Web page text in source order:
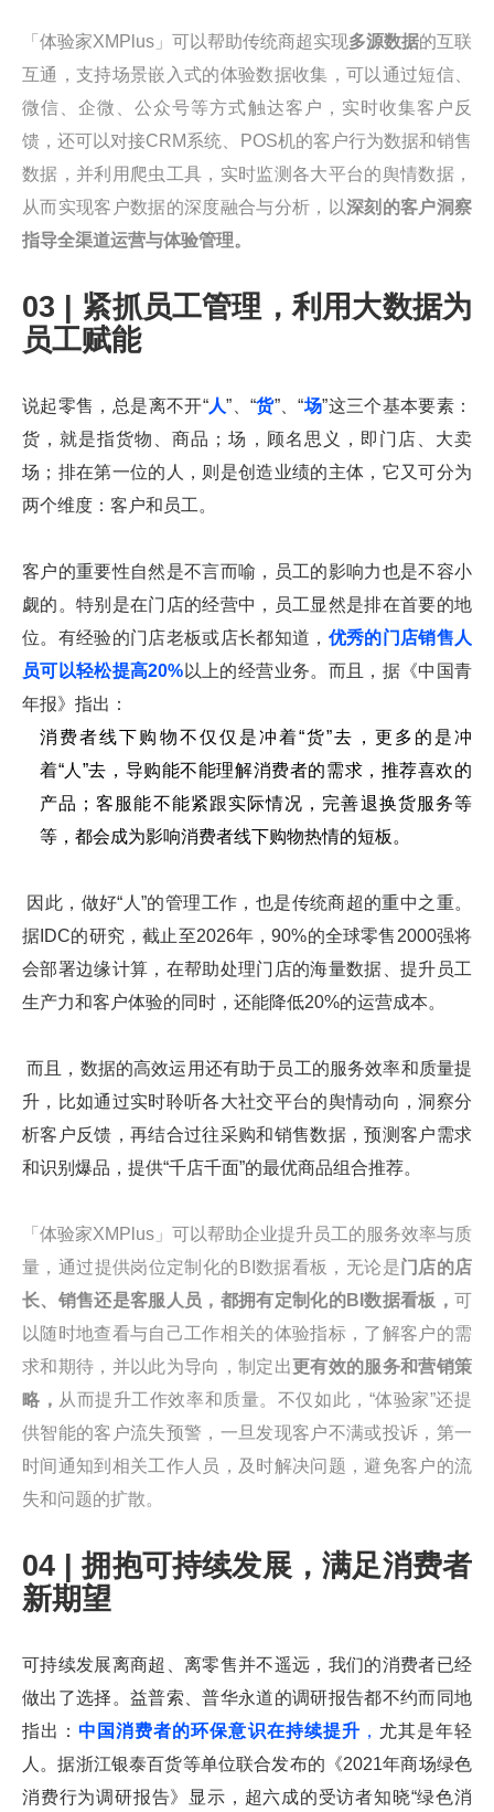
「体验家XMPlus」可以帮助传统商超实现多源数据的互联
互通，支持场景嵌入式的体验数据收集，可以通过短信、
微信、企微、公众号等方式触达客户，实时收集客户反
馈，还可以对接CRM系统、POS机的客户行为数据和销售
数据，并利用爬虫工具，实时监测各大平台的舆情数据，
从而实现客户数据的深度融合与分析，以深刻的客户洞察
指导全渠道运营与体验管理。
03 | 紧抓员工管理，利用大数据为
员工赋能
说起零售，总是离不开“人”、“货”、“场”这三个基本要素：
货，就是指货物、商品；场，顾名思义，即门店、大卖
场；排在第一位的人，则是创造业绩的主体，它又可分为
两个维度：客户和员工。
客户的重要性自然是不言而喻，员工的影响力也是不容小
觑的。特别是在门店的经营中，员工显然是排在首要的地
位。有经验的门店老板或店长都知道， 优秀的门店销售人
员可以轻松提高20% 以上的经营业务。而且，据《中国青
年报》指出：
消费者线下购物不仅仅是冲着“货”去，更多的是冲
着“人”去，导购能不能理解消费者的需求，推荐喜欢的
产品；客服能不能紧跟实际情况，完善退换货服务等
等，都会成为影响消费者线下购物热情的短板。
因此，做好“人”的管理工作，也是传统商超的重中之重。
据IDC的研究，截止至2026年，90%的全球零售2000强将
会部署边缘计算，在帮助处理门店的海量数据、提升员工
生产力和客户体验的同时，还能降低20%的运营成本。
而且，数据的高效运用还有助于员工的服务效率和质量提
升，比如通过实时聆听各大社交平台的舆情动向，洞察分
析客户反馈，再结合过往采购和销售数据，预测客户需求
和识别爆品，提供“千店千面”的最优商品组合推荐。
「体验家XMPlus」可以帮助企业提升员工的服务效率与质
量，通过提供岗位定制化的BI数据看板，无论是门店的店
长、销售还是客服人员，都拥有定制化的BI数据看板， 可
以随时地查看与自己工作相关的体验指标，了解客户的需
求和期待，并以此为导向，制定出更有效的服务和营销策
略， 从而提升工作效率和质量。不仅如此，“体验家”还提
供智能的客户流失预警，一旦发现客户不满或投诉，第一
时间通知到相关工作人员，及时解决问题，避免客户的流
失和问题的扩散。
04 | 拥抱可持续发展，满足消费者
新期望
可持续发展离商超、离零售并不遥远，我们的消费者已经
做出了选择。益普索、普华永道的调研报告都不约而同地
指出：中国消费者的环保意识在持续提升 ， 尤其是年轻
人。据浙江银泰百货等单位联合发布的《2021年商场绿色
消费行为调研报告》显示，超六成的受访者知晓“绿色消